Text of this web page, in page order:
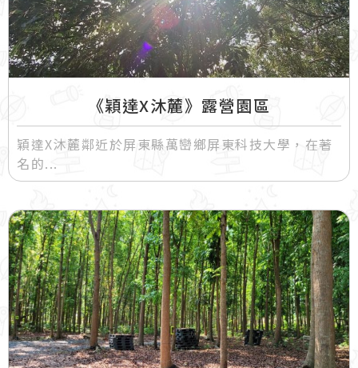
《穎達X沐麓》露營園區
穎達X沐麓鄰近於屏東縣萬巒鄉屏東科技大學，在著
名的